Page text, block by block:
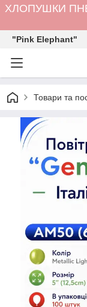
ХЛОПУШКИ
"Pink Elephant"
Товари та